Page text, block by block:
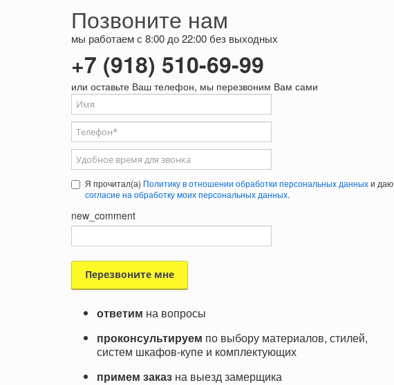
Позвоните нам
мы работаем с 8:00 до 22:00 без выходных
+7 (918) 510-69-99
или оставьте Ваш телефон, мы перезвоним Вам сами
Ваше имя
Телефон*
Удобное время для звонка
Я прочитал(а) Политику в отношении обработки персональных данныхи даю
согласие на обработку моих персональных данных.
new_comment
ответим на вопросы
проконсультируем по выбору материалов, стилей,
систем шкафов-купе и комплектующих
примем заказна выезд замерщика